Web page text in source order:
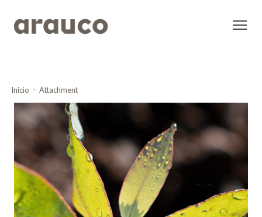
Inicio Attachment